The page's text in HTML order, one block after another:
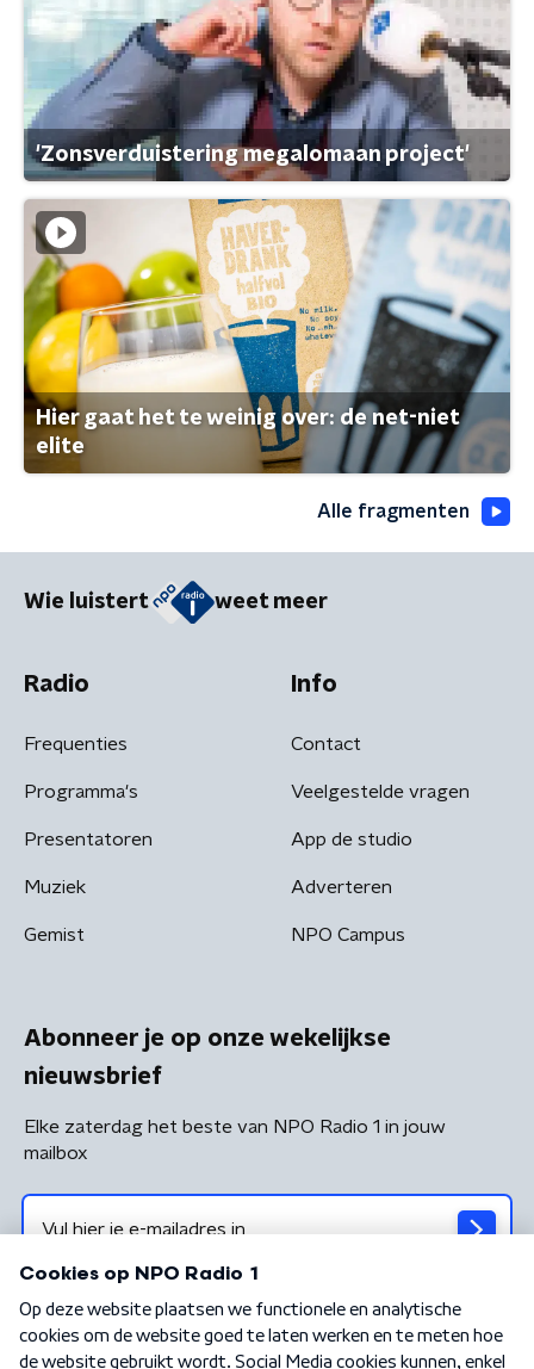
'Zonsverduistering megalomaan project'
Hier gaat het te weinig over: de net-niet
elite
Alle fragmenten
Wie luistert weet meer
Radio
Frequenties
Programma's
Presentatoren
Muziek
Gemist
Info
Contact
Veelgestelde vragen
App de studio
Adverteren
NPO Campus
Abonneer je op onze wekelijkse
nieuwsbrief
Elke zaterdag het beste van NPO Radio 1 in jouw
mailbox